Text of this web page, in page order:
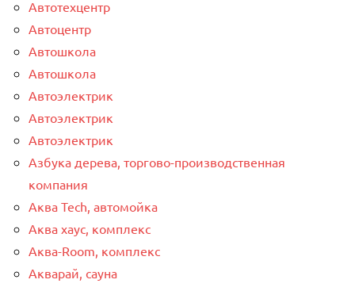
Автотехцентр
Автоцентр
Автошкола
Автошкола
Автоэлектрик
Автоэлектрик
Автоэлектрик
Азбука дерева, торгово-производственная
компания
Аква Tech, автомойка
Аква хаус, комплекс
Аква-Room, комплекс
Акварай, сауна